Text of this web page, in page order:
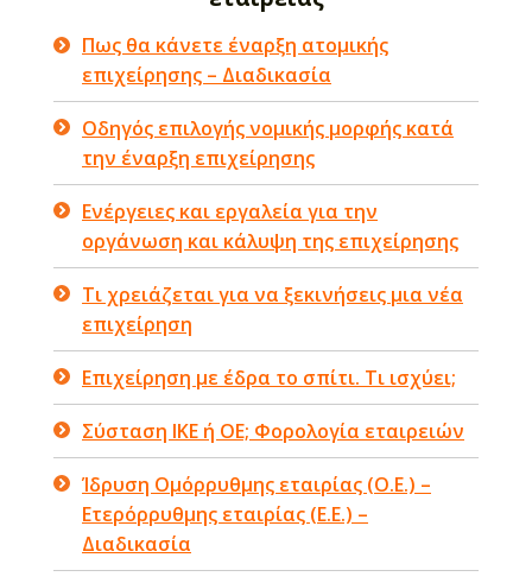
Πως θα κάνετε έναρξη ατομικής
επιχείρησης – Διαδικασία
Οδηγός επιλογής νομικής μορφής κατά
την έναρξη επιχείρησης
Ενέργειες και εργαλεία για την
οργάνωση και κάλυψη της επιχείρησης
Τι χρειάζεται για να ξεκινήσεις μια νέα
επιχείρηση
Επιχείρηση με έδρα το σπίτι. Τι ισχύει;
Σύσταση ΙΚΕ ή ΟΕ; Φορολογία εταιρειών
Ίδρυση Ομόρρυθμης εταιρίας (Ο.Ε.) –
Ετερόρρυθμης εταιρίας (Ε.Ε.) –
Διαδικασία